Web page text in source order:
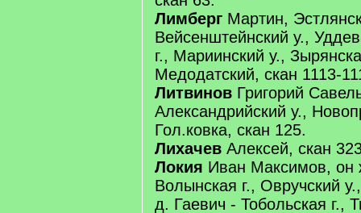
Лимберг Мартин,
Вейсенштейнский у.,
г., Мариинский у.,
Медодатский, скан 1113-
Литвинов Григорий
Александрийский у.,
Гол.ковка, скан 125.
Лихачев Алексей, скан
Локия Иван Максимов, он
Волынская г., Овручский
д. Гаевич - Тобольская г.,